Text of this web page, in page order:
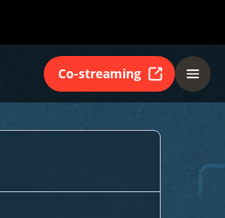
Co-streaming